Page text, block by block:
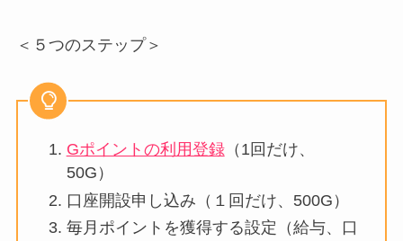
＜５つのステップ＞
Gポイントの利用登録（1回だけ、
50G）
口座開設申し込み（１回だけ、500G）
毎月ポイントを獲得する設定（給与、口